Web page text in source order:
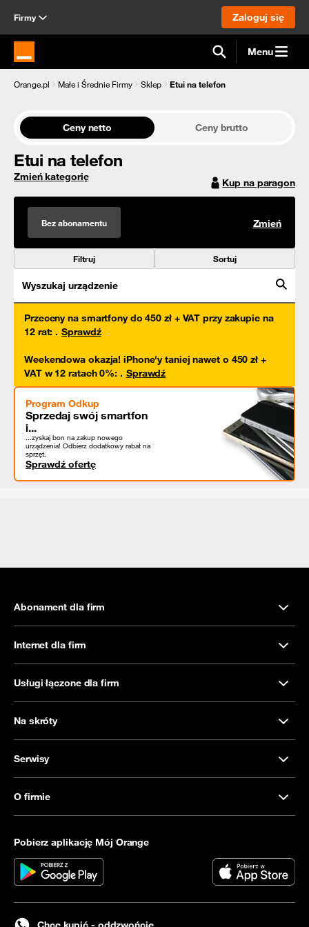
Firmy Zaloguj się
Strona główna Orange.pl Menu
Orange.pl Małe i Średnie Firmy Sklep Etui na telefon
Ceny netto Ceny brutto
Etui na telefon
Zmień kategorię Kup na paragon
Bez abonamentu Zmień
Filtruj Sortuj
Wyszukaj urządzenie
Przeceny na smartfony do 450 zł + VAT przy zakupie na
12 rat: . Sprawdź
Weekendowa okazja! iPhone'y taniej nawet o 450 zł +
VAT w 12 ratach 0%: . Sprawdź
Program Odkup
Sprzedaj swój smartfon
i...
...zyskaj bon na zakup nowego
urządzenia! Odbierz dodatkowy rabat na
sprzęt.
Sprawdź ofertę
Abonament dla firm
Internet dla firm
Usługi łączone dla firm
Na skróty
Serwisy
O firmie
Pobierz aplikację Mój Orange